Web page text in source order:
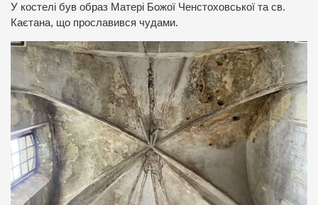
У костелі був образ Матері Божої Ченстоховської та св.
Каєтана, що прославився чудами.